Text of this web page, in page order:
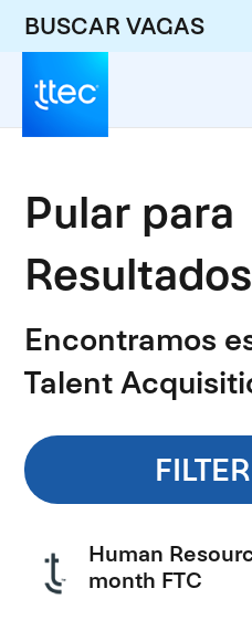
BUSCAR VAGAS
Pular para
Resultados
Encontramos
Talent
Human
month FTC